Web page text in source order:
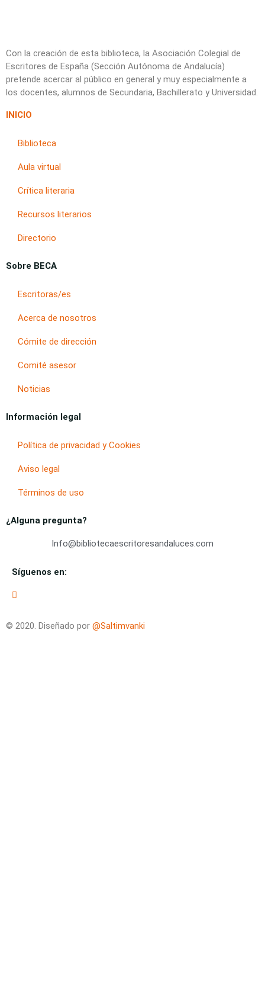
Con la creación de esta biblioteca, la Asociación Colegial de
Escritores de España (Sección Autónoma de Andalucía)
pretende acercar al público en general y muy especialmente a
los docentes, alumnos de Secundaria, Bachillerato y Universidad.
INICIO
Biblioteca
Aula virtual
Crítica literaria
Recursos literarios
Directorio
Sobre BECA
Escritoras/es
Acerca de nosotros
Cómite de dirección
Comité asesor
Noticias
Información legal
Política de privacidad y Cookies
Aviso legal
Términos de uso
¿Alguna pregunta?
Info@bibliotecaescritoresandaluces.com
© 2020. Diseñado por @Saltimvanki
Síguenos en: